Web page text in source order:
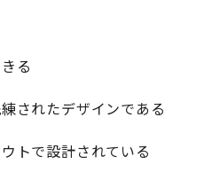
る
されたデザインである
トで設計されている